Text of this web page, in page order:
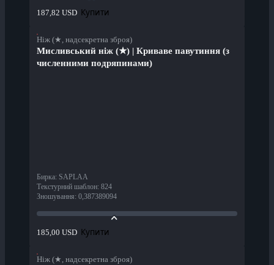
187,82 USD Купити
Ніж (★, надсекретна зброя)
Мисливський ніж (★) | Криваве павутиння (з
численними подряпинами)
Бирка: SAPLAA
Текстурний шаблон: 824
Зношування: 0,387389094
185,00 USD Купити
Ніж (★, надсекретна зброя)